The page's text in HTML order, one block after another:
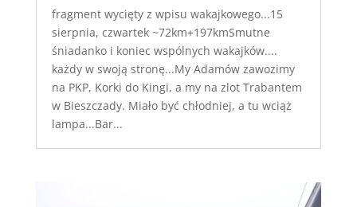
fragment wycięty z wpisu wakajkowego...15
sierpnia, czwartek ~72km+197kmSmutne
śniadanko i koniec wspólnych wakajków....
każdy w swoją stronę...My Adamów zawozimy
na PKP, Korki do Kingi, a my na zlot Trabantem
w Bieszczady. Miało być chłodniej, a tu wciąż
lampa...Bar...